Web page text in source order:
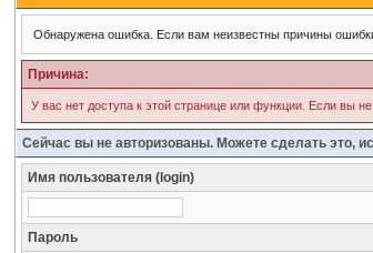
Обнаружена ошибка. Если вам неизвестны причины
Причина:
У вас нет доступа к этой странице или функции. Если вы
Сейчас вы не авторизованы. Можете сделать это,
Имя пользователя (login)
Пароль